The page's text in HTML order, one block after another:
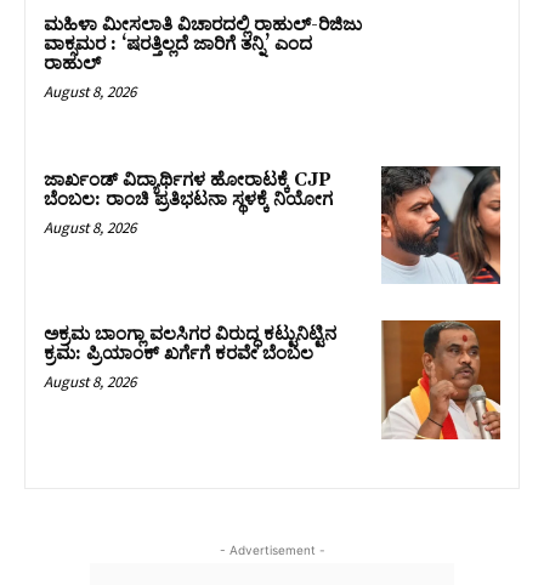
ಮಹಿಳಾ ಮೀಸಲಾತಿ ವಿಚಾರದಲ್ಲಿ ರಾಹುಲ್‌-ರಿಜಿಜು
ವಾಕ್ಸಮರ : ‘ಷರತ್ತಿಲ್ಲದೆ ಜಾರಿಗೆ ತನ್ನಿ’ ಎಂದ
ರಾಹುಲ್‌
August 8, 2026
ಜಾರ್ಖಂಡ್‌ ವಿದ್ಯಾರ್ಥಿಗಳ ಹೋರಾಟಕ್ಕೆ CJP
ಬೆಂಬಲ: ರಾಂಚಿ ಪ್ರತಿಭಟನಾ ಸ್ಥಳಕ್ಕೆ ನಿಯೋಗ
August 8, 2026
ಅಕ್ರಮ ಬಾಂಗ್ಲಾ ವಲಸಿಗರ ವಿರುದ್ಧ ಕಟ್ಟುನಿಟ್ಟಿನ
ಕ್ರಮ: ಪ್ರಿಯಾಂಕ್ ಖರ್ಗೆಗೆ ಕರವೇ ಬೆಂಬಲ
August 8, 2026
- Advertisement -